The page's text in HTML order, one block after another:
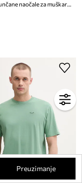
Oakley sunčane naočale za muškarce
Preuzimanje